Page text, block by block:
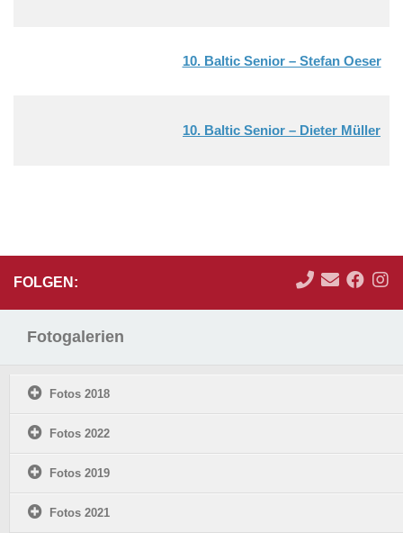
10. Baltic Senior – Stefan Oeser
10. Baltic Senior – Dieter Müller
FOLGEN:
Fotogalerien
Fotos 2018
Fotos 2022
Fotos 2019
Fotos 2021